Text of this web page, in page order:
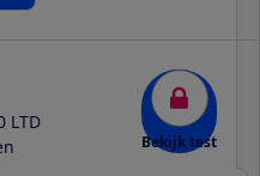
LTD
Bekijk test